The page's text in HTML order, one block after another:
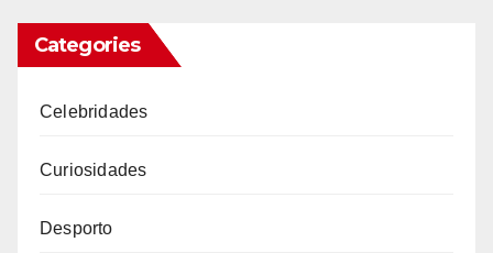
Categories
Celebridades
Curiosidades
Desporto